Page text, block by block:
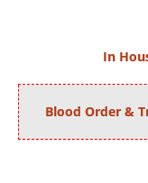
In
Blood Order &